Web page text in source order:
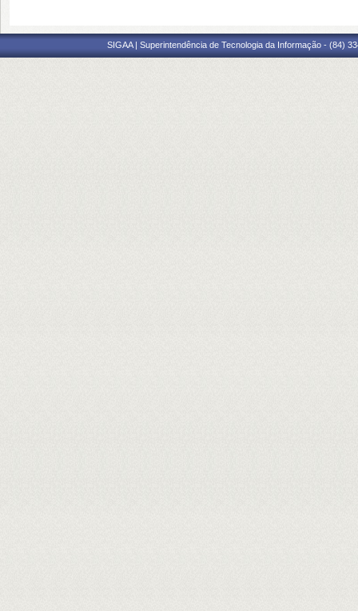
SIGAA | Superintendência de Tecnologia da Informação - (84)